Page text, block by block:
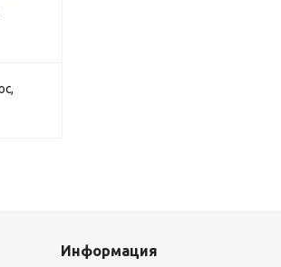
Информация